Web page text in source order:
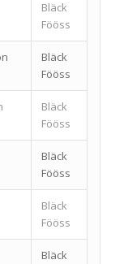
Bläck
Fööss
Bläck
Fööss
Bläck
Fööss
Bläck
Fööss
Bläck
Fööss
Bläck